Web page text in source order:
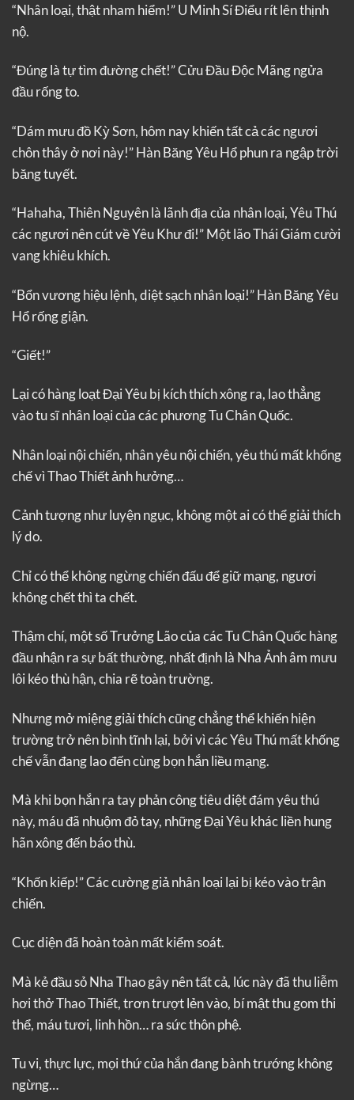
“Nhân loại, thật nham hiểm!” U Minh Sí Điểu rít lên thịnh
nộ.
“Đúng là tự tìm đường chết!” Cửu Đầu Độc Mãng ngửa
đầu rống to.
“Dám mưu đồ Kỳ Sơn, hôm nay khiến tất cả các ngươi
chôn thây ở nơi này!” Hàn Băng Yêu Hổ phun ra ngập trời
băng tuyết.
“Hahaha, Thiên Nguyên là lãnh địa của nhân loại, Yêu Thú
các ngươi nên cút về Yêu Khư đi!” Một lão Thái Giám cười
vang khiêu khích.
“Bổn vương hiệu lệnh, diệt sạch nhân loại!” Hàn Băng Yêu
Hổ rống giận.
“Giết!”
Lại có hàng loạt Đại Yêu bị kích thích xông ra, lao thẳng
vào tu sĩ nhân loại của các phương Tu Chân Quốc.
Nhân loại nội chiến, nhân yêu nội chiến, yêu thú mất khống
chế vì Thao Thiết ảnh hưởng…
Cảnh tượng như luyện ngục, không một ai có thể giải thích
lý do.
Chỉ có thể không ngừng chiến đấu để giữ mạng, ngươi
không chết thì ta chết.
Thậm chí, một số Trưởng Lão của các Tu Chân Quốc hàng
đầu nhận ra sự bất thường, nhất định là Nha Ảnh âm mưu
lôi kéo thù hận, chia rẽ toàn trường.
Nhưng mở miệng giải thích cũng chẳng thể khiến hiện
trường trở nên bình tĩnh lại, bởi vì các Yêu Thú mất khống
chế vẫn đang lao đến cùng bọn hắn liều mạng.
Mà khi bọn hắn ra tay phản công tiêu diệt đám yêu thú
này, máu đã nhuộm đỏ tay, những Đại Yêu khác liền hung
hãn xông đến báo thù.
“Khốn kiếp!” Các cường giả nhân loại lại bị kéo vào trận
chiến.
Cục diện đã hoàn toàn mất kiểm soát.
Mà kẻ đầu sỏ Nha Thao gây nên tất cả, lúc này đã thu liễm
hơi thở Thao Thiết, trơn trượt lẻn vào, bí mật thu gom thi
thể, máu tươi, linh hồn… ra sức thôn phệ.
Tu vi, thực lực, mọi thứ của hắn đang bành trướng không
ngừng…